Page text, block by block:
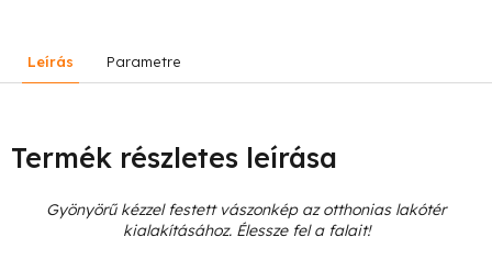
Leírás Parametre
Termék részletes leírása
Gyönyörű kézzel festett vászonkép az otthonias lakótér
kialakításához. Élessze fel a falait!